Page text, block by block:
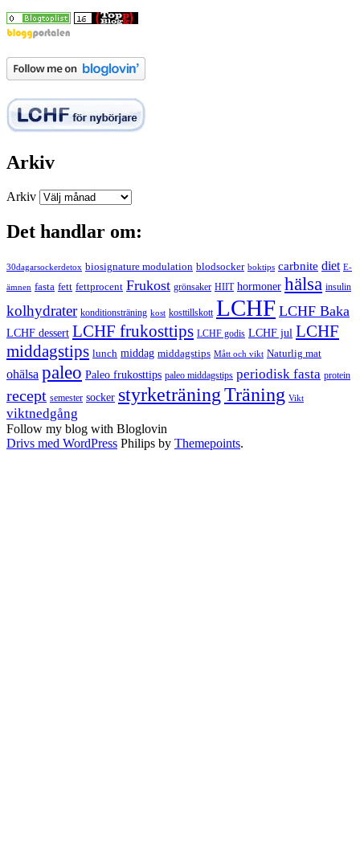
Arkiv
Arkiv
Det handlar om:
30dagarsockerdetox biosignature modulation blodsocker boktips carbnite diet E-
ämnen fasta fett fettprocent Frukost grönsaker HIIT hormoner hälsa insulin
kolhydrater konditionsträning kost kosttillskott LCHF LCHF Baka
LCHF dessert LCHF frukosttips LCHF godis LCHF jul LCHF
middagstips lunch middag middagstips Mått och vikt Naturlig mat
ohälsa paleo Paleo frukosttips paleo middagstips periodisk fasta protein
recept semester socker styrketräningTräning Vikt
viktnedgång
Follow my blog with Bloglovin
Drivs med WordPress Philips by Themepoints.